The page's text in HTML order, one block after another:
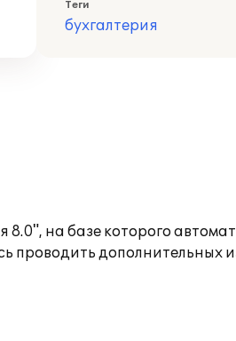
Теги
бухгалтерия
на базе которого
проводить